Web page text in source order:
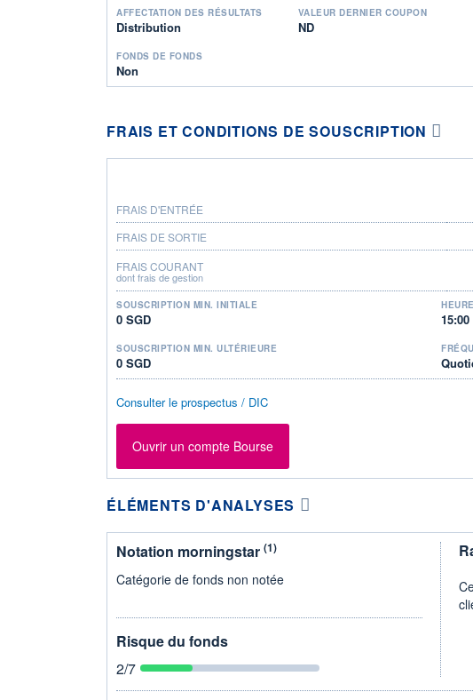
AFFECTATION DES RÉSULTATS
Distribution
VALEUR DERNIER COUPON
ND
FONDS DE FONDS
Non
FRAIS ET CONDITIONS DE SOUSCRIPTION
FRAIS D'ENTRÉE
FRAIS DE SORTIE
FRAIS COURANT
dont frais de gestion
SOUSCRIPTION MIN. INITIALE
0 SGD 15:00
SOUSCRIPTION MIN. ULTÉRIEURE
0 SGD
Consulter le prospectus / DIC
Ouvrir un compte Bourse
ÉLÉMENTS D'ANALYSES
Notation morningstar (1)
Catégorie de fonds non notée
Risque du fonds
2/7